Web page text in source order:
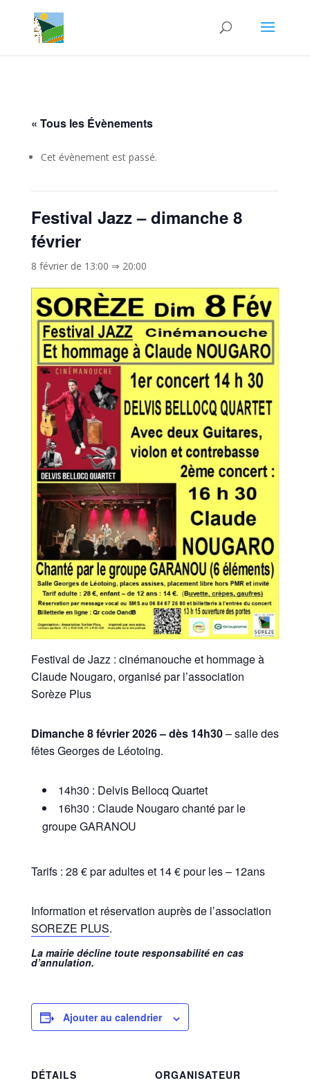
« Tous les Évènements
Cet évènement est passé.
Festival Jazz – dimanche 8
février
8 février de 13:00 ⇒ 20:00
Festival de Jazz : cinémanouche et hommage à
Claude Nougaro, organisé par l’association
Sorèze Plus
Dimanche 8 février 2026 – dès 14h30– salle des
fêtes Georges de Léotoing.
14h30 : Delvis Bellocq Quartet
16h30 : Claude Nougaro chanté par le
groupe GARANOU
Tarifs : 28 € par adultes et 14 € pour les – 12ans
Information et réservation auprès de l’association
SOREZE PLUS.
La mairie décline toute responsabilité en cas
d’annulation.
Ajouter au calendrier
DÉTAILS
ORGANISATEUR